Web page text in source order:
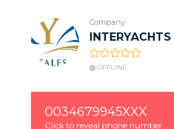
Company
INTERYACHTS
OFFLINE
0034679945XXX
Click to reveal phone number